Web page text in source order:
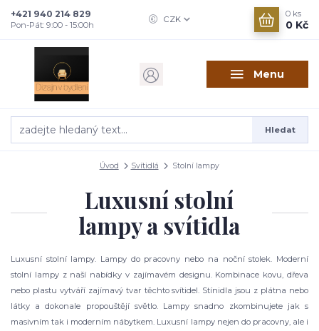
Menu
CZK
Hledat
+421 940 214 829
Pon-Pát: 9:00 - 15:00h
0 ks
0 Kč
Úvod Svítidlá Stolní lampy
Luxusní stolní
lampy a svítidla
Luxusní stolní lampy. Lampy do pracovny nebo na noční stolek. Moderní
stolní lampy z naší nabídky v zajímavém designu. Kombinace kovu, dřeva
nebo plastu vytváří zajímavý tvar těchto svítidel. Stínidla jsou z plátna nebo
látky a dokonale propouštějí světlo. Lampy snadno zkombinujete jak s
masivním tak i moderním nábytkem. Luxusní lampy nejen do pracovny, ale i